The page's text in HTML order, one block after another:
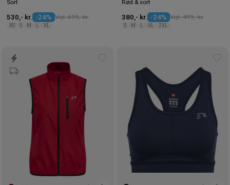
Sort
530,- kr. -24% Vejl. 699,- kr.
XS S M XL
Rød & sort
380,- kr. -24% Vejl. 499,- kr.
S M XL 2XL
ønskeliste